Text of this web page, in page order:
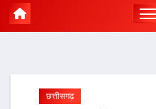
छत्तीसगढ़